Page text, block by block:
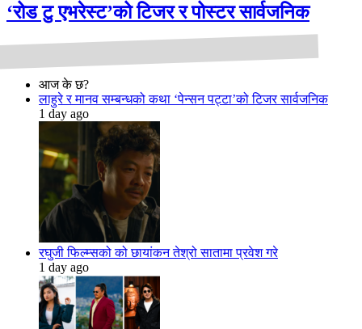
‘रोड टु एभरेस्ट’को टिजर र पोस्टर सार्वजनिक
आज के छ?
लाहुरे र मानव सम्बन्धको कथा ‘पेन्सन पट्टा’को टिजर सार्वजनिक
1 day ago
रघुजी फिल्म्सको को छायांकन तेश्रो सातामा प्रवेश गरे
1 day ago